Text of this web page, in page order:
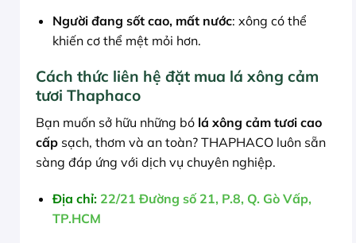
Người đang sốt cao, mất nước: xông có thể
khiến cơ thể mệt mỏi hơn.
Cách thức liên hệ đặt mua lá xông cảm
tươi Thaphaco
Bạn muốn sở hữu những bó lá xông cảm tươi cao
cấp sạch, thơm và an toàn? THAPHACO luôn sẵn
sàng đáp ứng với dịch vụ chuyên nghiệp.
Địa chỉ: 22/21 Đường số 21, P.8, Q. Gò Vấp,
TP.HCM